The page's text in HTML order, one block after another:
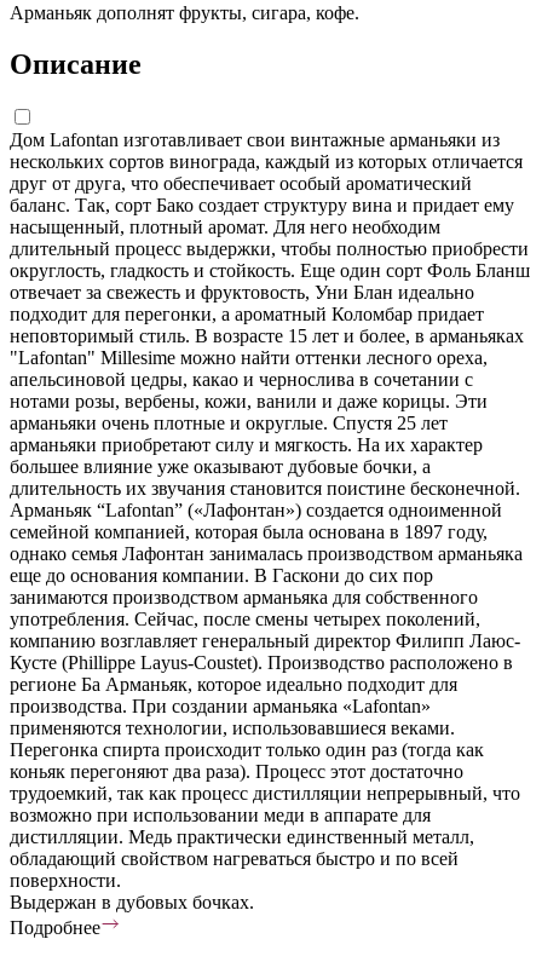
Арманьяк дополнят фрукты, сигара, кофе.
Описание
Дом Lafontan изготавливает свои винтажные арманьяки из
нескольких сортов винограда, каждый из которых отличается
друг от друга, что обеспечивает особый ароматический
баланс. Так, сорт Бако создает структуру вина и придает ему
насыщенный, плотный аромат. Для него необходим
длительный процесс выдержки, чтобы полностью приобрести
округлость, гладкость и стойкость. Еще один сорт Фоль Бланш
отвечает за свежесть и фруктовость, Уни Блан идеально
подходит для перегонки, а ароматный Коломбар придает
неповторимый стиль. В возрасте 15 лет и более, в арманьяках
"Lafontan" Millesime можно найти оттенки лесного ореха,
апельсиновой цедры, какао и чернослива в сочетании с
нотами розы, вербены, кожи, ванили и даже корицы. Эти
арманьяки очень плотные и округлые. Спустя 25 лет
арманьяки приобретают силу и мягкость. На их характер
большее влияние уже оказывают дубовые бочки, а
длительность их звучания становится поистине бесконечной.
Арманьяк “Lafontan” («Лафонтан») создается одноименной
семейной компанией, которая была основана в 1897 году,
однако семья Лафонтан занималась производством арманьяка
еще до основания компании. В Гаскони до сих пор
занимаются производством арманьяка для собственного
употребления. Сейчас, после смены четырех поколений,
компанию возглавляет генеральный директор Филипп Лаюс-
Кусте (Phillippe Layus-Coustet). Производство расположено в
регионе Ба Арманьяк, которое идеально подходит для
производства. При создании арманьяка «Lafontan»
применяются технологии, использовавшиеся веками.
Перегонка спирта происходит только один раз (тогда как
коньяк перегоняют два раза). Процесс этот достаточно
трудоемкий, так как процесс дистилляции непрерывный, что
возможно при использовании меди в аппарате для
дистилляции. Медь практически единственный металл,
обладающий свойством нагреваться быстро и по всей
поверхности.
Выдержан в дубовых бочках.
Подробнее